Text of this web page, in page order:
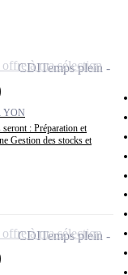
YON
: Préparation et
Gestion des stocks et
CDITemps plein
à ma sélection
CDITemps plein
à ma sélection